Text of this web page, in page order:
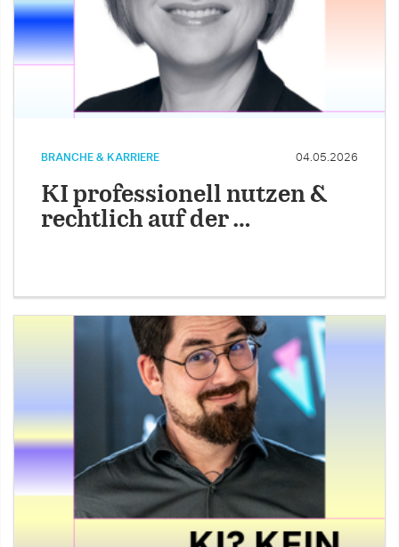
BRANCHE & KARRIERE 04.05.2026
KI professionell nutzen &
rechtlich auf der …